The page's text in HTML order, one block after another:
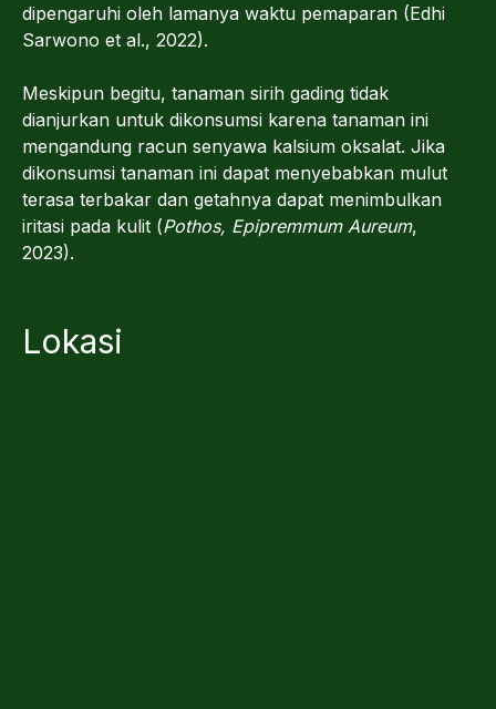
dipengaruhi oleh lamanya waktu pemaparan (Edhi
Sarwono et al., 2022).
Meskipun begitu, tanaman sirih gading tidak
dianjurkan untuk dikonsumsi karena tanaman ini
mengandung racun senyawa kalsium oksalat. Jika
dikonsumsi tanaman ini dapat menyebabkan mulut
terasa terbakar dan getahnya dapat menimbulkan
iritasi pada kulit (Pothos, Epipremmum Aureum,
2023).
Lokasi